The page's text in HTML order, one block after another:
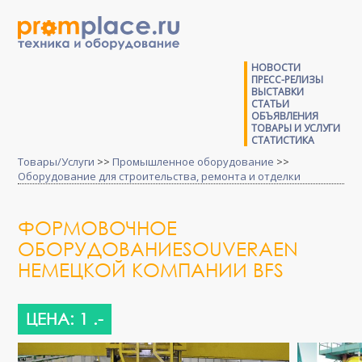
НОВОСТИ
ПРЕСС-РЕЛИЗЫ
ВЫСТАВКИ
СТАТЬИ
ОБЪЯВЛЕНИЯ
ТОВАРЫ И УСЛУГИ
СТАТИСТИКА
Товары/Услуги >> Промышленное оборудование >>
Оборудование для строительства, ремонта и отделки
ФОРМОВОЧНОЕ
ОБОРУДОВАНИЕSOUVERAEN
НЕМЕЦКОЙ КОМПАНИИ BFS
ЦЕНА: 1 .-